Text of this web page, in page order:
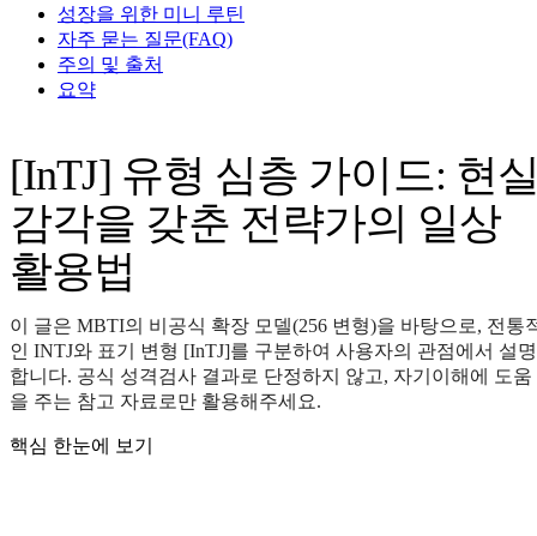
성장을 위한 미니 루틴
자주 묻는 질문(FAQ)
주의 및 출처
요약
[InTJ] 유형 심층 가이드: 현
감각을 갖춘 전략가의 일상
활용법
이 글은 MBTI의 비공식 확장 모델(256 변형)을 바탕으로, 전통
인 INTJ와 표기 변형 [InTJ]를 구분하여 사용자의 관점에서 설명
합니다. 공식 성격검사 결과로 단정하지 않고, 자기이해에 도움
을 주는 참고 자료로만 활용해주세요.
핵심 한눈에 보기